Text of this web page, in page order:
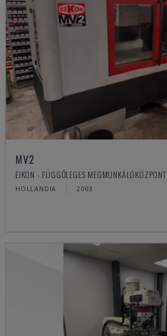
MV2
EIKON - FÜGGŐLEGES MEGMUNKÁLÓKÖZPONT
HOLLANDIA 2003